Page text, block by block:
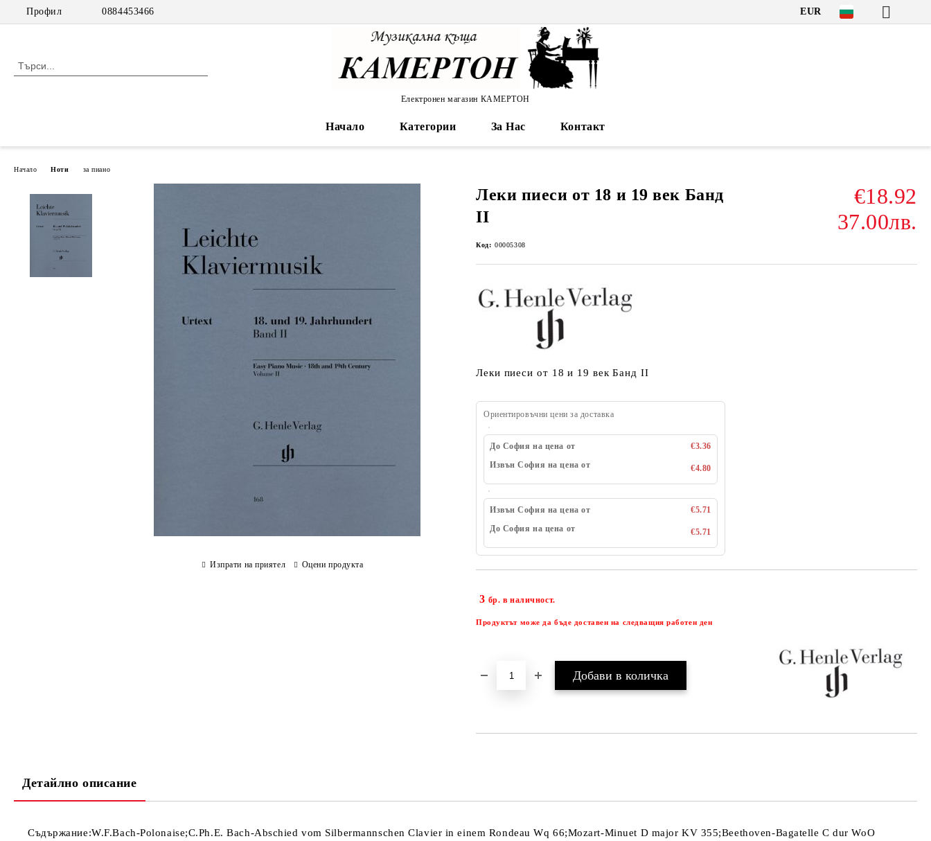
Профил 0884453466 EUR
Електронен магазин КАМЕРТОН
Начало Категории За Нас Контакт
Начало Ноти за пиано
Леки пиеси от 18 и 19 век Банд
II
€18.92
37.00лв.
Код: 00005308
Леки пиеси от 18 и 19 век Банд II
Ориентировъчни цени за доставка
До София на цена от
€3.36
Извън София на цена от
€4.80
Извън София на цена от
€5.71
До София на цена от
€5.71
3 бр. в наличност.
Продуктът може да бъде доставен на следващия работен ден
Изпрати на приятел Оцени продукта
Детайлно описание
Съдържание:W.F.Bach-Polonaise;C.Ph.E. Bach-Abschied vom Silbermannschen Clavier in einem Rondeau Wq 66;Mozart-Minuet D major KV 355;Beethoven-Bagatelle C dur WoO